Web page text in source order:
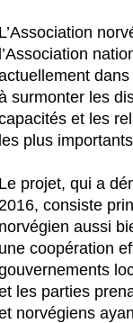
L’Association
l’Association
surmonter les
et les
les plus
Le projet, qui a
consiste
norvégien aussi
une coopération
les parties
norvégiens